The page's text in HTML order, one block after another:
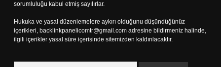
sorumluluğu kabul etmiş sayılırlar.
Hukuka ve yasal düzenlemelere aykırı olduğunu düşündüğünüz
içerikleri, backlinkpanelicomtr@gmail.com adresine bildirmeniz halinde,
ilgili içerikler yasal süre içerisinde sitemizden kaldırılacaktır.